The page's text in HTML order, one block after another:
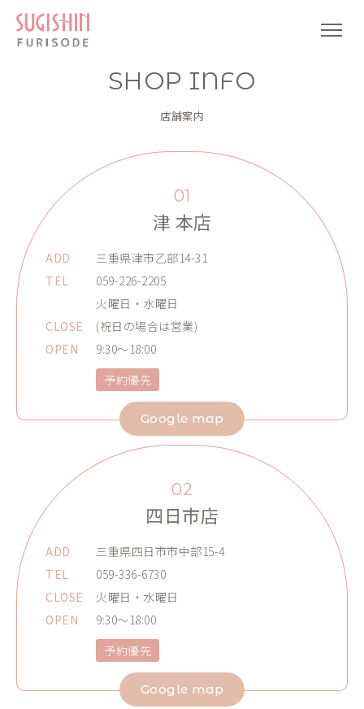
SHOP INFO
店舗案内
01
津 本店
ADD
三重県津市乙部14-31
TEL
059-226-2205
CLOSE
火曜日・水曜日
(祝日の場合は営業)
OPEN
9:30～18:00
予約優先
Google map
02
四日市店
ADD
三重県四日市市中部15-4
TEL
059-336-6730
CLOSE
火曜日・水曜日
OPEN
9:30～18:00
予約優先
Google map